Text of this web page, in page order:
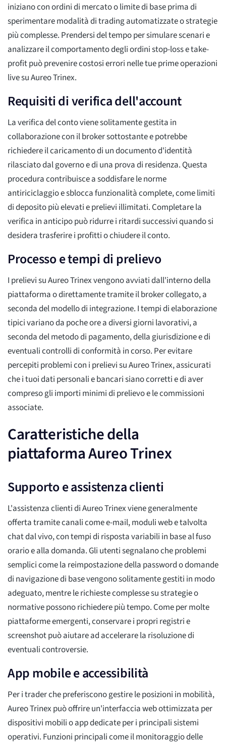
iniziano con ordini di mercato o limite di base prima di
sperimentare modalità di trading automatizzate o strategie
più complesse. Prendersi del tempo per simulare scenari e
analizzare il comportamento degli ordini stop-loss e take-
profit può prevenire costosi errori nelle tue prime operazioni
live su Aureo Trinex.
Requisiti di verifica dell'account
La verifica del conto viene solitamente gestita in
collaborazione con il broker sottostante e potrebbe
richiedere il caricamento di un documento d'identità
rilasciato dal governo e di una prova di residenza. Questa
procedura contribuisce a soddisfare le norme
antiriciclaggio e sblocca funzionalità complete, come limiti
di deposito più elevati e prelievi illimitati. Completare la
verifica in anticipo può ridurre i ritardi successivi quando si
desidera trasferire i profitti o chiudere il conto.
Processo e tempi di prelievo
I prelievi su Aureo Trinex vengono avviati dall'interno della
piattaforma o direttamente tramite il broker collegato, a
seconda del modello di integrazione. I tempi di elaborazione
tipici variano da poche ore a diversi giorni lavorativi, a
seconda del metodo di pagamento, della giurisdizione e di
eventuali controlli di conformità in corso. Per evitare
percepiti problemi con i prelievi su Aureo Trinex, assicurati
che i tuoi dati personali e bancari siano corretti e di aver
compreso gli importi minimi di prelievo e le commissioni
associate.
Caratteristiche della
piattaforma Aureo Trinex
Supporto e assistenza clienti
L'assistenza clienti di Aureo Trinex viene generalmente
offerta tramite canali come e-mail, moduli web e talvolta
chat dal vivo, con tempi di risposta variabili in base al fuso
orario e alla domanda. Gli utenti segnalano che problemi
semplici come la reimpostazione della password o domande
di navigazione di base vengono solitamente gestiti in modo
adeguato, mentre le richieste complesse su strategie o
normative possono richiedere più tempo. Come per molte
piattaforme emergenti, conservare i propri registri e
screenshot può aiutare ad accelerare la risoluzione di
eventuali controversie.
App mobile e accessibilità
Per i trader che preferiscono gestire le posizioni in mobilità,
Aureo Trinex può offrire un'interfaccia web ottimizzata per
dispositivi mobili o app dedicate per i principali sistemi
operativi. Funzioni principali come il monitoraggio delle